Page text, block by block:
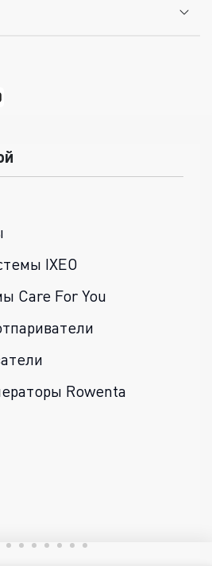
IXEO
Care For You
Rowenta